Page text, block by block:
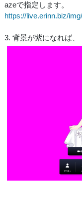
azeで指定します。
https://live.erinn.biz/
3. 背景が紫になれば、